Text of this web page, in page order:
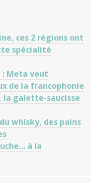
ces 2 régions ont
spécialité
: Meta veut
de la francophonie
la galette-saucisse
whisky, des pains
à la